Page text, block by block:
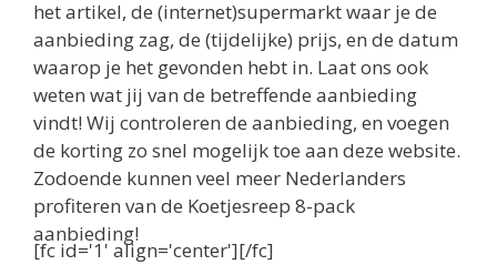
het artikel, de (internet)supermarkt waar je de
aanbieding zag, de (tijdelijke) prijs, en de datum
waarop je het gevonden hebt in. Laat ons ook
weten wat jij van de betreffende aanbieding
vindt! Wij controleren de aanbieding, en voegen
de korting zo snel mogelijk toe aan deze website.
Zodoende kunnen veel meer Nederlanders
profiteren van de Koetjesreep 8-pack
aanbieding!
[fc id='1' align='center'][/fc]